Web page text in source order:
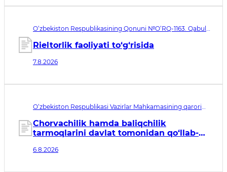
O‘zbekiston Respublikasining Qonuni №O‘RQ-1163. Qabul
Rieltorlik faoliyati to‘g‘risida
7.8.2026
O‘zbekiston Respublikasi Vazirlar Mahkamasining qarori
sanasi 07.08.2026
Chorvachilik hamda baliqchilik
tarmoqlarini davlat tomonidan qo‘llab-
tadbirlari to‘g‘risida
6.8.2026